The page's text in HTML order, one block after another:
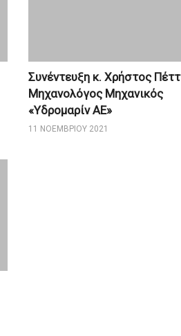
Συνέντευξη κ. Χρήστος
Μηχανολόγος Μηχανικός
«Υδρομαρίν ΑΕ»
11 ΝΟΕΜΒΡΊΟΥ 2021